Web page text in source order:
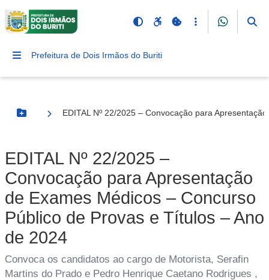
Prefeitura de Dois Irmãos do Buriti
Botão Menu
EDITAL Nº 22/2025 – Convocação para
EDITAL Nº 22/2025 –
Convocação para Apresentação
de Exames Médicos – Concurso
Público de Provas e Títulos – Ano
de 2024
Convoca os candidatos ao cargo de Motorista, Serafin
Martins do Prado e Pedro Henrique Caetano Rodrigues ,